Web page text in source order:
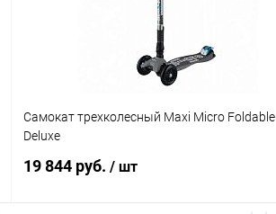
Самокат трехколесный Maxi Micro Foldable
Deluxe
19 844 руб. / шт